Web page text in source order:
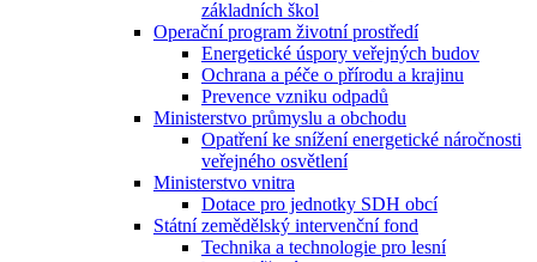
základních škol
Operační program životní prostředí
Energetické úspory veřejných budov
Ochrana a péče o přírodu a krajinu
Prevence vzniku odpadů
Ministerstvo průmyslu a obchodu
Opatření ke snížení energetické náročnosti
veřejného osvětlení
Ministerstvo vnitra
Dotace pro jednotky SDH obcí
Státní zemědělský intervenční fond
Technika a technologie pro lesní